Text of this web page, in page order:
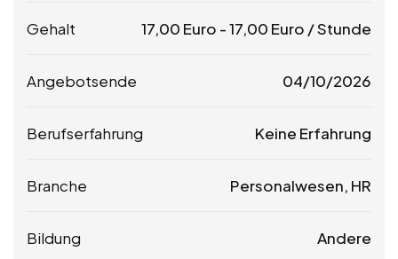
Gehalt 17,00 Euro -17,00 Euro / Stunde
Angebotsende 04/10/2026
Berufserfahrung Keine Erfahrung
Branche Personalwesen, HR
Bildung Andere